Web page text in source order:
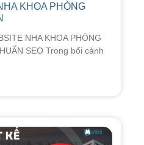
KHOA PHÒNG
NHA KHOA PHÒNG
SEO Trong bối cảnh